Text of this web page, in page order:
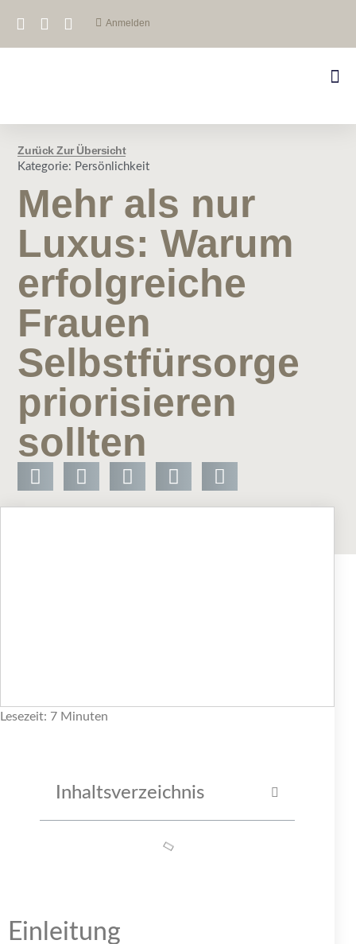
Anmelden
Zurück Zur Übersicht
Kategorie: Persönlichkeit
Mehr als nur
Luxus: Warum
erfolgreiche
Frauen
Selbstfürsorge
priorisieren
sollten
Lesezeit: 7 Minuten
Inhaltsverzeichnis
Einleitung